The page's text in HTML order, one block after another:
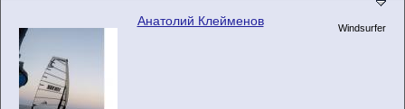
Анатолий Клейменов Windsurfer